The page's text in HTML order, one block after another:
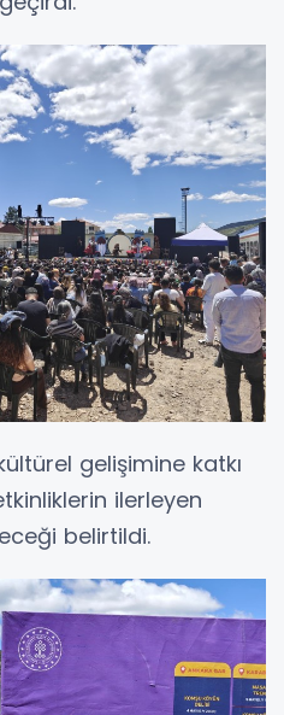
gelişimine katkı
ilerleyen
belirtildi.